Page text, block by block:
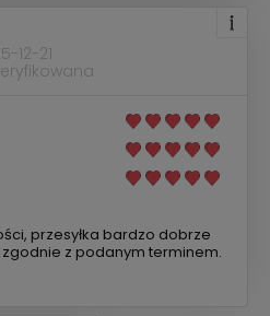
12-21
przesyłka bardzo dobrze
z podanym terminem.